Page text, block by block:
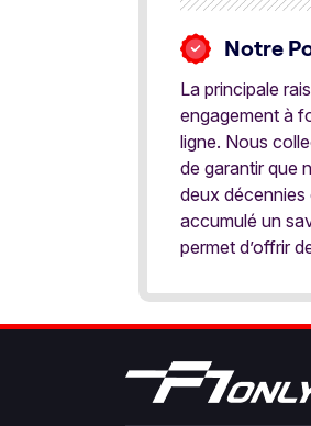
Notre
La principale
engagement à
ligne. Nous
de garantir que
deux décennies
accumulé un
permet d’offrir